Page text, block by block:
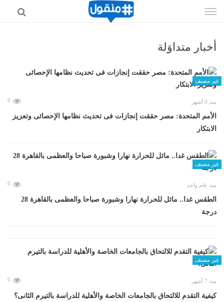
الى
أخبار متداوَلة
غير مصنف
منذ 9 أشهر 0
الأمم المتحدة: مصر حققت إنجازات فى تحديث نظامها الإحصائى وتعزيز
الابتكار
غير مصنف
منذ عام واحد 0
الطقس غدا.. مائل للحرارة نهارا وشبورة صباحا والعظمى بالقاهرة 28
درجة
غير مصنف
منذ 7 أشهر 0
كيفية التقدم للالتحاق بالجامعات الخاصة والأهلية للدراسة بالتيرم الثانى؟